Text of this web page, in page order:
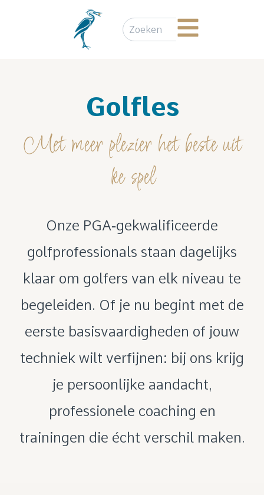
Golfles
Met meer plezier het beste uit
ke spel
Onze PGA‑gekwalificeerde
golfprofessionals staan dagelijks
klaar om golfers van elk niveau te
begeleiden. Of je nu begint met de
eerste basisvaardigheden of jouw
techniek wilt verfijnen: bij ons krijg
je persoonlijke aandacht,
professionele coaching en
trainingen die écht verschil maken.